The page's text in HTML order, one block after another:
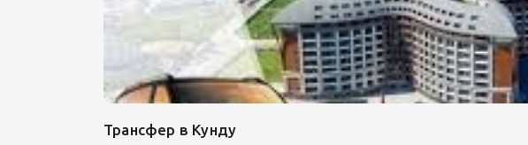
Трансфер в Кунду